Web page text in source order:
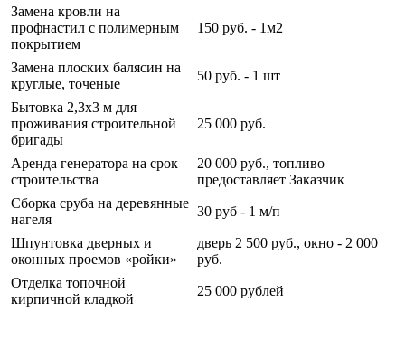
Замена кровли на
профнастил с полимерным
покрытием
150 руб. - 1м2
Замена плоских балясин на
круглые, точеные
50 руб. - 1 шт
Бытовка 2,3х3 м для
проживания строительной
бригады
25 000 руб.
Аренда генератора на срок
строительства
20 000 руб., топливо
предоставляет Заказчик
Сборка сруба на деревянные
нагеля
30 руб - 1 м/п
Шпунтовка дверных и
оконных проемов «ройки»
дверь 2 500 руб., окно - 2 000
руб.
Отделка топочной
кирпичной кладкой
25 000 рублей